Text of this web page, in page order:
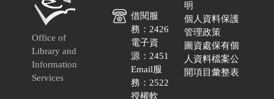
Office of
Library and
Information
Services
借閱服
務：2426
電子資
源：2451
Email服
務：2522
授權軟
明
個人資料保護
管理政策
圖資處保有個
人資料檔案公
開項目彙整表